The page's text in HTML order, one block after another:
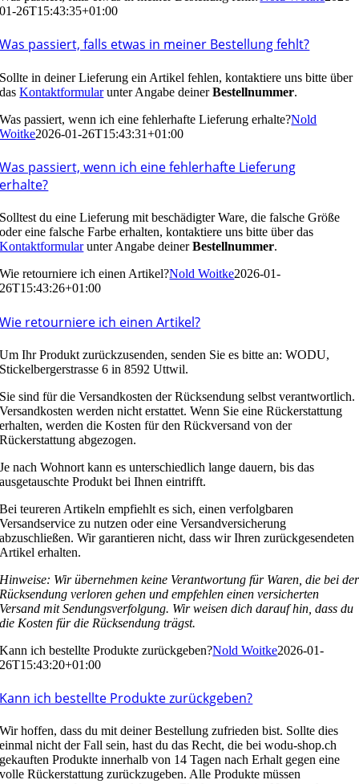
01-26T15:43:35+01:00
Was passiert, falls etwas in meiner Bestellung fehlt?
Sollte in deiner Lieferung ein Artikel fehlen, kontaktiere uns bitte über
dasKontaktformularunter Angabe deinerBestellnummer.
Was passiert, wenn ich eine fehlerhafte Lieferung erhalte?Nold
Woitke2026-01-26T15:43:31+01:00
Was passiert, wenn ich eine fehlerhafte Lieferung
erhalte?
Solltest du eine Lieferung mit beschädigter Ware, die falsche Größe
oder eine falsche Farbe erhalten, kontaktiere uns bitte über das
Kontaktformularunter Angabe deinerBestellnummer.
Wie retourniere ich einen Artikel?Nold Woitke2026-01-
26T15:43:26+01:00
Wie retourniere ich einen Artikel?
Um Ihr Produkt zurückzusenden, senden Sie es bitte an: WODU,
Stickelbergerstrasse 6 in 8592 Uttwil.
Sie sind für die Versandkosten der Rücksendung selbst verantwortlich.
Versandkosten werden nicht erstattet. Wenn Sie eine Rückerstattung
erhalten, werden die Kosten für den Rückversand von der
Rückerstattung abgezogen.
Je nach Wohnort kann es unterschiedlich lange dauern, bis das
ausgetauschte Produkt bei Ihnen eintrifft.
Bei teureren Artikeln empfiehlt es sich, einen verfolgbaren
Versandservice zu nutzen oder eine Versandversicherung
abzuschließen. Wir garantieren nicht, dass wir Ihren zurückgesendeten
Artikel erhalten.
Hinweise: Wir übernehmen keine Verantwortung für Waren, die bei der
Rücksendung verloren gehen und empfehlen einen versicherten
Versand mit Sendungsverfolgung. Wir weisen dich darauf hin, dass du
die Kosten für die Rücksendung trägst.
Kann ich bestellte Produkte zurückgeben?Nold Woitke2026-01-
26T15:43:20+01:00
Kann ich bestellte Produkte zurückgeben?
Wir hoffen, dass du mit deiner Bestellung zufrieden bist. Sollte dies
einmal nicht der Fall sein, hast du das Recht, die bei wodu-shop.ch
gekauften Produkte innerhalb von 14 Tagen nach Erhalt gegen eine
volle Rückerstattung zurückzugeben. Alle Produkte müssen